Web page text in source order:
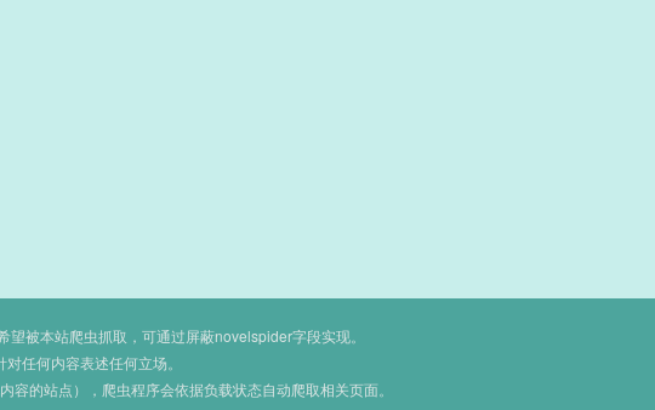
被本站爬虫抓取，可通过屏蔽novelspider字段实现。
任何内容表述任何立场。
的站点），爬虫程序会依据负载状态自动爬取相关页面。